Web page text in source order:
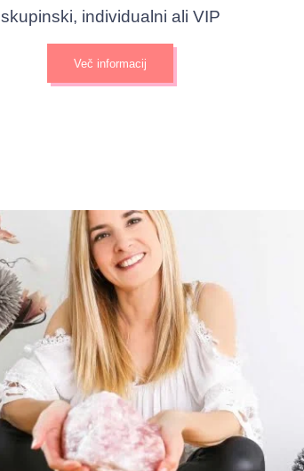
skupinski, individualni ali VIP
Več informacij